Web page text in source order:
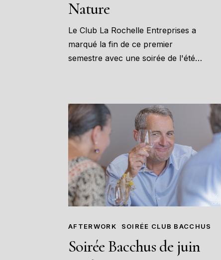
Nature
Le Club La Rochelle Entreprises a
marqué la fin de ce premier
semestre avec une soirée de l'été…
AFTERWORK SOIRÉE CLUB BACCHUS
Soirée Bacchus de juin